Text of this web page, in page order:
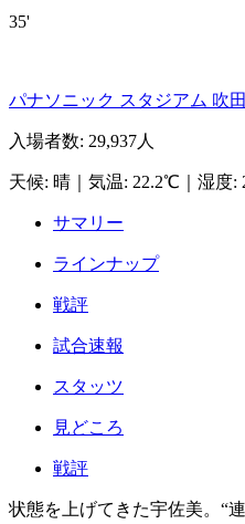
35'
パナソニック スタジアム 吹田
入場者数: 29,937人
天候: 晴 気温: 22.2℃ 湿度:
サマリー
ラインナップ
戦評
試合速報
スタッツ
見どころ
戦評
状態を上げてきた宇佐美。“